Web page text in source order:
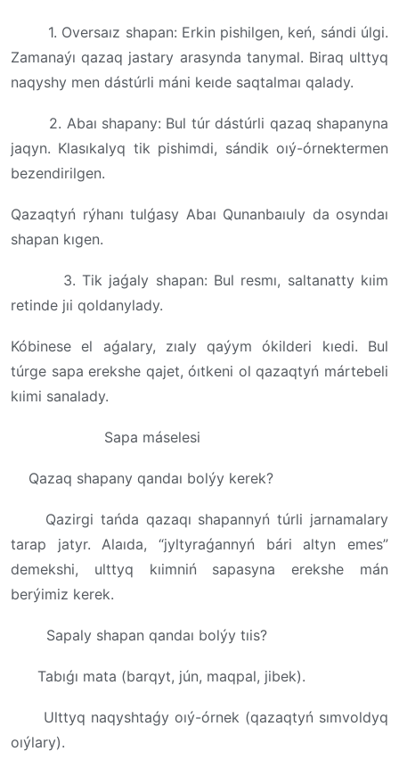
1. Oversaız shapan: Erkin pishilgen, keń, sándi úlgi.
Zamanaýı qazaq jastary arasynda tanymal. Biraq ulttyq
naqyshy men dástúrli máni keıde saqtalmaı qalady.
2. Abaı shapany: Bul túr dástúrli qazaq shapanyna
jaqyn. Klasıkalyq tik pishimdi, sándik oıý-órnektermen
bezendirilgen.
Qazaqtyń rýhanı tulǵasy Abaı Qunanbaıuly da osyndaı
shapan kıgen.
3. Tik jaǵaly shapan: Bul resmı, saltanatty kıim
retinde jıi qoldanylady.
Kóbinese el aǵalary, zıaly qaýym ókilderi kıedi. Bul
túrge sapa erekshe qajet, óıtkeni ol qazaqtyń mártebeli
kıimi sanalady.
Sapa máselesi
Qazaq shapany qandaı bolýy kerek?
Qazirgi tańda qazaqı shapannyń túrli jarnamalary
tarap jatyr. Alaıda, “jyltyraǵannyń bári altyn emes”
demekshi, ulttyq kıimniń sapasyna erekshe mán
berýimiz kerek.
Sapaly shapan qandaı bolýy tıis?
Tabıǵı mata (barqyt, jún, maqpal, jibek).
Ulttyq naqyshtaǵy oıý-órnek (qazaqtyń sımvoldyq
oıýlary).